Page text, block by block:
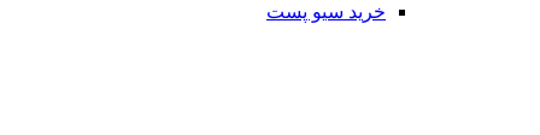
خرید سیو پست